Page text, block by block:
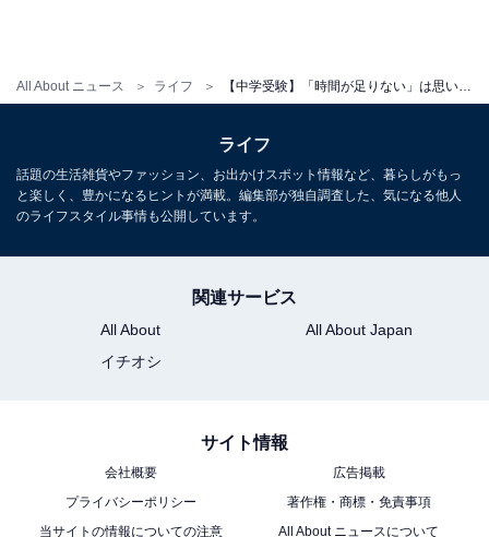
All About ニュース ライフ
る。「向いていない」親の5つの特徴
1 2 4
ライフ
話題の生活雑貨やファッション、お出かけスポット情報など、暮らしがもっ
と楽しく、豊かになるヒントが満載。編集部が独自調査した、気になる他人
のライフスタイル事情も公開しています。
関連サービス
All About
All About Japan
イチオシ
サイト情報
会社概要
広告掲載
プライバシーポリシー
著作権・商標・免責事項
当サイトの情報についての注意
All About ニュースについて